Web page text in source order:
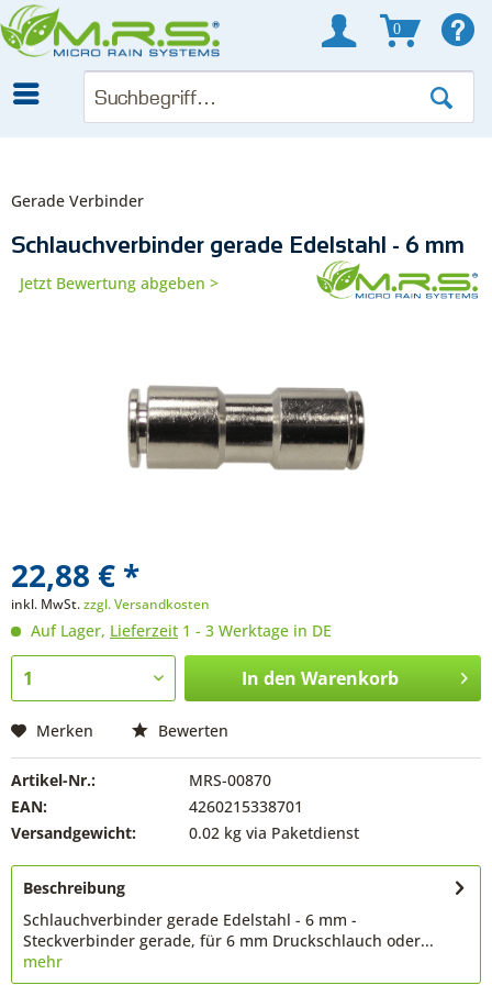
0
Gerade Verbinder
Schlauchverbinder gerade Edelstahl - 6 mm
Jetzt Bewertung abgeben >
22,88 € *
inkl. MwSt.zzgl. Versandkosten
Auf Lager, Lieferzeit 1 - 3 Werktage in DE
In den Warenkorb
Merken Bewerten
Artikel-Nr.:
MRS-00870
EAN:
4260215338701
Versandgewicht:
0.02 kg via Paketdienst
Beschreibung
Schlauchverbinder gerade Edelstahl - 6 mm -
Steckverbinder gerade, für 6 mm Druckschlauch oder...
mehr